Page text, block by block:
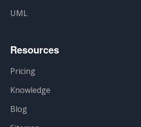
UML
Resources
Pricing
Knowledge
Blog